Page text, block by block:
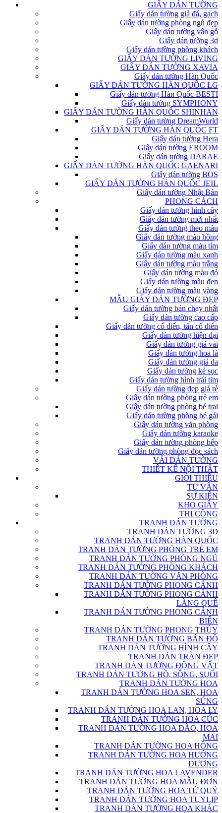
GIẤY DÁN TƯỜNG
Giấy dán tường giả đá, gạch
Giấy dán tường phòng ngủ đẹp
Giấy dán tường vân gỗ
Giấy dán tường 3d
Giấy dán tường phòng khách
GIẤY DÁN TƯỜNG LIVING
GIẤY DÁN TƯỜNG XAVIA
Giấy dán tường Hàn Quốc
GIẤY DÁN TƯỜNG HÀN QUỐC LG
Giấy dán tường Hàn Quốc BESTI
Giấy dán tường SYMPHONY
GIẤY DÁN TƯỜNG HÀN QUỐC SHINHAN
Giấy dán tường DreamWorld
GIẤY DÁN TƯỜNG HÀN QUỐC FT
Giấy dán tường Hera
Giấy dán tường EROOM
Giấy dán tường DARAE
GIẤY DÁN TƯỜNG HÀN QUỐC GAENARI
Giấy dán tường BOS
GIẤY DÁN TƯỜNG HÀN QUỐC JEIL
Giấy dán tường Nhật Bản
PHONG CÁCH
Giấy dán tường hình cây
Giấy dán tường mới nhất
Giấy dán tường theo màu
Giấy dán tường màu hồng
Giấy dán tường màu tím
Giấy dán tường màu xanh
Giấy dán tường màu trắng
Giấy dán tường màu đỏ
Giấy dán tường màu đen
Giấy dán tường màu vàng
MẪU GIẤY DÁN TƯỜNG ĐẸP
Giấy dán tường bán chạy nhất
Giấy dán tường cao cấp
Giấy dán tường cổ điển, tân cổ điển
Giấy dán tường hiện đại
Giấy dán tường giả vải
Giấy dán tường hoa lá
Giấy dán tường giả da
Giấy dán tường kẻ sọc
Giấy dán tường hình trái tim
Giấy dán tường đẹp giá rẻ
Giấy dán tường phòng trẻ em
Giấy dán tường phòng bé trai
Giấy dán tường phòng bé gái
Giấy dán tường văn phòng
Giấy dán tường karaoke
Giấy dán tường phòng bếp
Giấy dán tường phòng đọc sách
VẢI DÁN TƯỜNG
THIẾT KẾ NỘI THẤT
GIỚI THIỆU
TƯ VẤN
SỰ KIỆN
KHO GIẤY
THI CÔNG
TRANH DÁN TƯỜNG
TRANH DÁN TƯỜNG 3D
TRANH DÁN TƯỜNG HÀN QUỐC
TRANH DÁN TƯỜNG PHÒNG TRẺ EM
TRANH DÁN TƯỜNG PHÒNG NGỦ
TRANH DÁN TƯỜNG PHÒNG KHÁCH
TRANH DÁN TƯỜNG VĂN PHÒNG
TRANH DÁN TƯỜNG PHONG CẢNH
TRANH DÁN TƯỜNG PHONG CẢNH
LÀNG QUÊ
TRANH DÁN TƯỜNG PHONG CẢNH
BIỂN
TRANH DÁN TƯỜNG PHONG THỦY
TRANH DÁN TƯỜNG BẢN ĐỒ
TRANH DÁN TƯỜNG HÌNH CÂY
TRANH DÁN TRẦN ĐẸP
TRANH DÁN TƯỜNG ĐỘNG VẬT
TRANH DÁN TƯỜNG HỒ, SÔNG, SUỐI
TRANH DÁN TƯỜNG HOA
TRANH DÁN TƯỜNG HOA SEN, HOA
SÚNG
TRANH DÁN TƯỜNG HOA LAN, HOA LY
TRANH DÁN TƯỜNG HOA CÚC
TRANH DÁN TƯỜNG HOA ĐÀO, HOA
MAI
TRANH DÁN TƯỜNG HOA HỒNG
TRANH DÁN TƯỜNG HOA HƯỚNG
DƯƠNG
TRANH DÁN TƯỜNG HOA LAVENDER
TRANH DÁN TƯỜNG HOA MẪU ĐƠN
TRANH DÁN TƯỜNG HOA TỨ QUÝ
TRANH DÁN TƯỜNG HOA TUYLIP
TRANH DÁN TƯỜNG HOA KHÁC